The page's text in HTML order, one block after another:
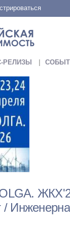
РЕЛИЗЫ
/